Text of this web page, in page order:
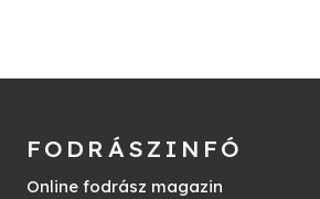
FODRÁSZINFÓ
Online fodrász magazin